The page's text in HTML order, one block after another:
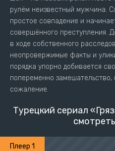
рулём неизвестный мужчина.
простое совпадение и
совершённого преступления.
в ходе собственного
неопровержимые факты и
порядка упорно добивается
попеременно замешательство,
сожаление.
Турецкий сериал
Плеер 1